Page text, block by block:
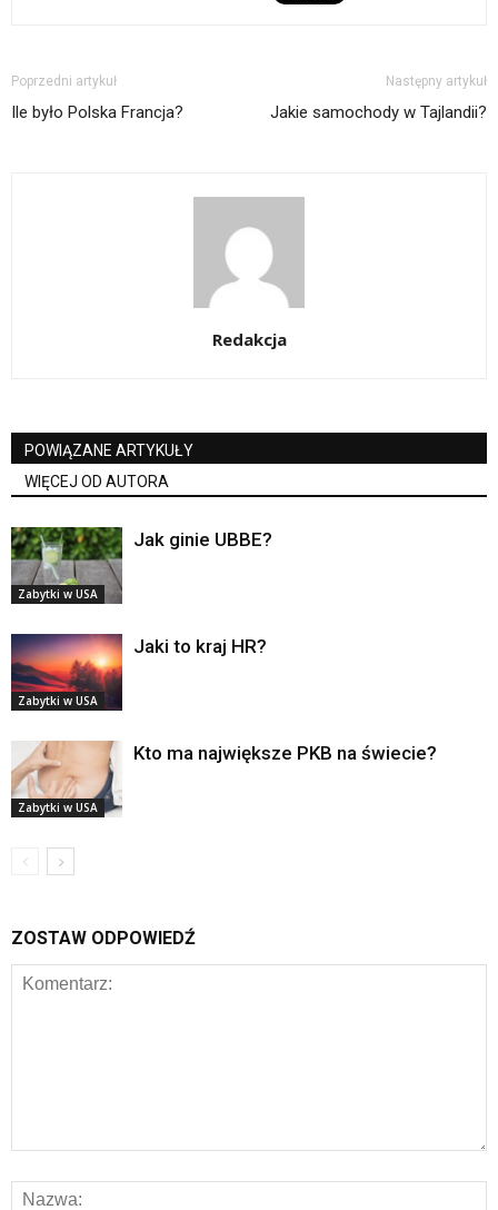
Poprzedni artykuł
Ile było Polska Francja?
Następny artykuł
Jakie samochody w Tajlandii?
Redakcja
POWIĄZANE ARTYKUŁY
WIĘCEJ OD AUTORA
Zabytki w USA
Jak ginie UBBE?
Zabytki w USA
Jaki to kraj HR?
Zabytki w USA
Kto ma największe PKB na świecie?
ZOSTAW ODPOWIEDŹ